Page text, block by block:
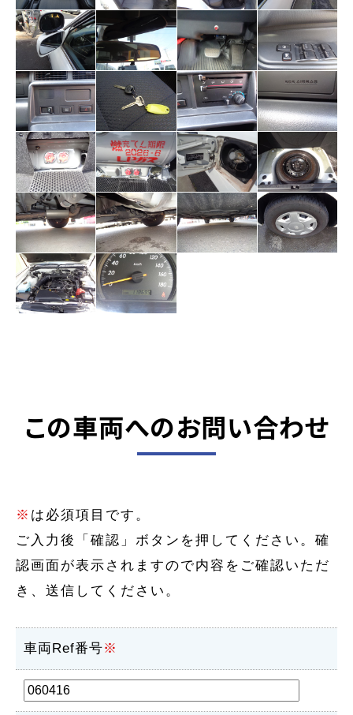
この車両へのお問い合わせ
※ は必須項目です。
ご入力後「確認」ボタンを押してください。確
認画面が表示されますので内容をご確認いただ
き、送信してください。
車両Ref番号※